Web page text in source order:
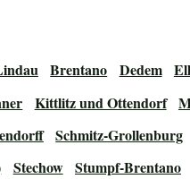
Brentano Dedem
Kittlitz und Ottendorf
Schmitz-Grollenburg
Stechow Stumpf-Brentano